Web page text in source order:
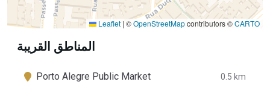
Leaflet | ©OpenStreetMapcontributors ©CARTO
المناطق القريبة
Porto Alegre Public Market 0.5 km